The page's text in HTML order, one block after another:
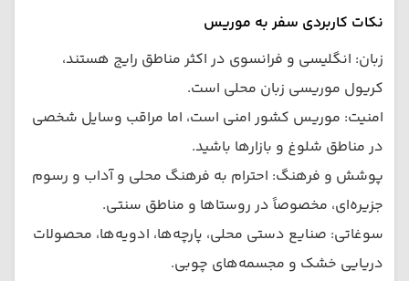
نکات کاربردی سفر به موریس
زبان: انگلیسی و فرانسوی در اکثر مناطق رایج هستند،
کریول موریسی زبان محلی است.
امنیت: موریس کشور امنی است، اما مراقب وسایل شخصی
در مناطق شلوغ و بازارها باشید.
پوشش و فرهنگ: احترام به فرهنگ محلی و آداب و رسوم
جزیره‌ای، مخصوصاً در روستاها و مناطق سنتی.
سوغاتی: صنایع دستی محلی، پارچه‌ها، ادویه‌ها، محصولات
دریایی خشک و مجسمه‌های چوبی.